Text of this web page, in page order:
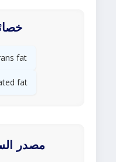
fat
fat
مصدر